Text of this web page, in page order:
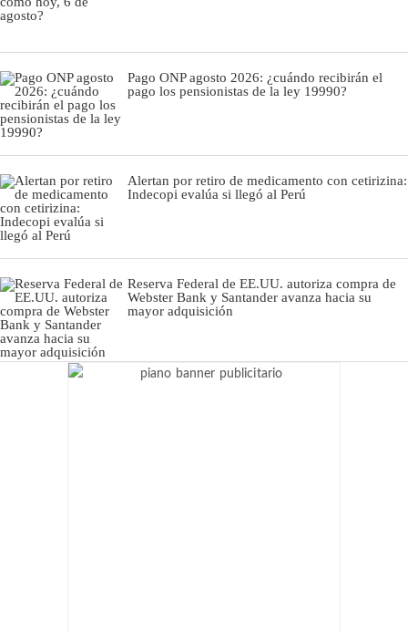
Pago ONP agosto 2026: ¿cuándo recibirán el
pago los pensionistas de la ley 19990?
Alertan por retiro de medicamento con cetirizina:
Indecopi evalúa si llegó al Perú
Reserva Federal de EE.UU. autoriza compra de
Webster Bank y Santander avanza hacia su
mayor adquisición